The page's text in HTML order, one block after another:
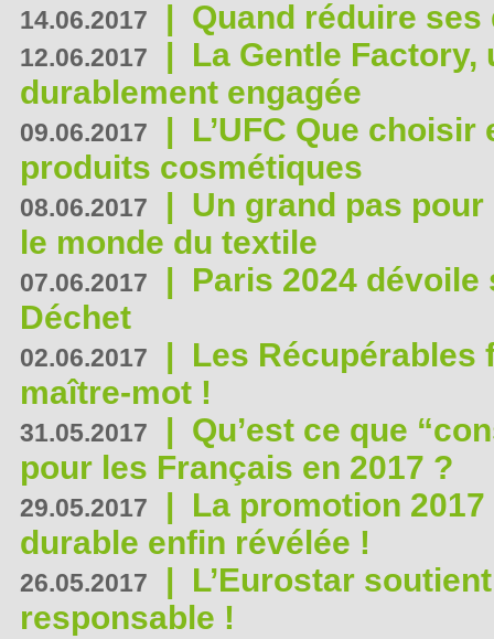
14.06.2017 | Quand réduire
12.06.2017 | La Gentle
durablement engagée
09.06.2017 | L’UFC Que
produits cosmétiques
08.06.2017 | Un grand pas
le monde du textile
07.06.2017 | Paris 2024
Déchet
02.06.2017 | Les Récupérables
maître-mot !
31.05.2017 | Qu’est ce que
pour les Français en 2017 ?
29.05.2017 | La promotion
durable enfin révélée !
26.05.2017 | L’Eurostar
responsable !